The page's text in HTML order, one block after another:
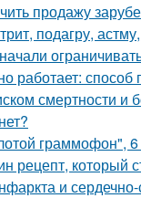
продажу
подагру,
работает:
смертности и
граммофон", 6
рецепт, который
и